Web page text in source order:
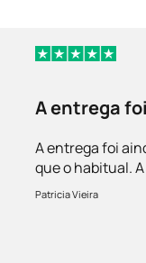
A entrega
A entrega foi
que o habitual.
vem bem
Patricia Vieira